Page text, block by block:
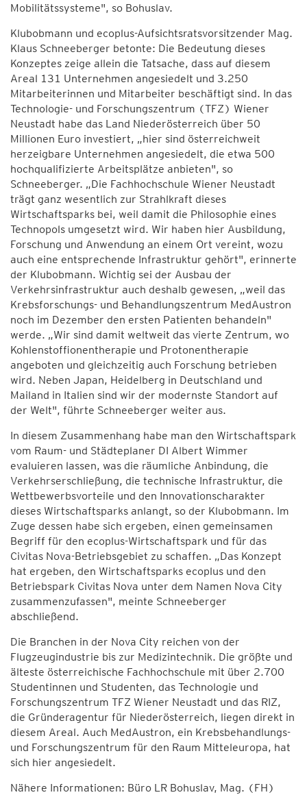
Mobilitätssysteme", so Bohuslav.
Klubobmann und ecoplus-Aufsichtsratsvorsitzender Mag.
Klaus Schneeberger betonte: Die Bedeutung dieses
Konzeptes zeige allein die Tatsache, dass auf diesem
Areal 131 Unternehmen angesiedelt und 3.250
Mitarbeiterinnen und Mitarbeiter beschäftigt sind. In das
Technologie- und Forschungszentrum (TFZ) Wiener
Neustadt habe das Land Niederösterreich über 50
Millionen Euro investiert, „hier sind österreichweit
herzeigbare Unternehmen angesiedelt, die etwa 500
hochqualifizierte Arbeitsplätze anbieten", so
Schneeberger. „Die Fachhochschule Wiener Neustadt
trägt ganz wesentlich zur Strahlkraft dieses
Wirtschaftsparks bei, weil damit die Philosophie eines
Technopols umgesetzt wird. Wir haben hier Ausbildung,
Forschung und Anwendung an einem Ort vereint, wozu
auch eine entsprechende Infrastruktur gehört", erinnerte
der Klubobmann. Wichtig sei der Ausbau der
Verkehrsinfrastruktur auch deshalb gewesen, „weil das
Krebsforschungs- und Behandlungszentrum MedAustron
noch im Dezember den ersten Patienten behandeln"
werde. „Wir sind damit weltweit das vierte Zentrum, wo
Kohlenstoffionentherapie und Protonentherapie
angeboten und gleichzeitig auch Forschung betrieben
wird. Neben Japan, Heidelberg in Deutschland und
Mailand in Italien sind wir der modernste Standort auf
der Welt", führte Schneeberger weiter aus.
In diesem Zusammenhang habe man den Wirtschaftspark
vom Raum- und Städteplaner DI Albert Wimmer
evaluieren lassen, was die räumliche Anbindung, die
Verkehrserschließung, die technische Infrastruktur, die
Wettbewerbsvorteile und den Innovationscharakter
dieses Wirtschaftsparks anlangt, so der Klubobmann. Im
Zuge dessen habe sich ergeben, einen gemeinsamen
Begriff für den ecoplus-Wirtschaftspark und für das
Civitas Nova-Betriebsgebiet zu schaffen. „Das Konzept
hat ergeben, den Wirtschaftsparks ecoplus und den
Betriebspark Civitas Nova unter dem Namen Nova City
zusammenzufassen", meinte Schneeberger
abschließend.
Die Branchen in der Nova City reichen von der
Flugzeugindustrie bis zur Medizintechnik. Die größte und
älteste österreichische Fachhochschule mit über 2.700
Studentinnen und Studenten, das Technologie und
Forschungszentrum TFZ Wiener Neustadt und das RIZ,
die Gründeragentur für Niederösterreich, liegen direkt in
diesem Areal. Auch MedAustron, ein Krebsbehandlungs-
und Forschungszentrum für den Raum Mitteleuropa, hat
sich hier angesiedelt.
Nähere Informationen: Büro LR Bohuslav, Mag. (FH)